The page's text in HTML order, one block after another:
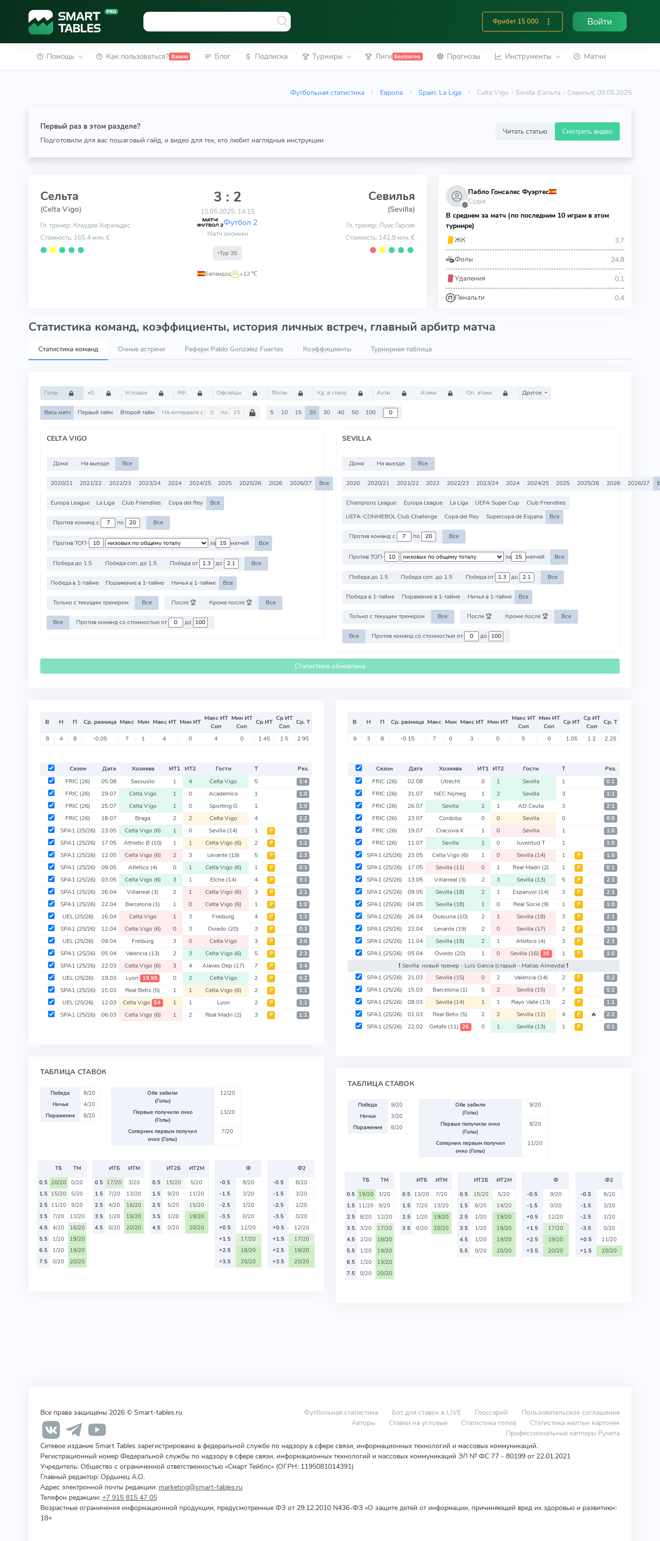
Фрибет 15 000 Войти
Помощь Как пользоваться? Важно Блог Подписка Турниры Лиги Бесплатно Прогнозы Инструменты Матчи
Футбольная статистика Европа Spain: La Liga Celta Vigo - Sevilla (Сельта - Севилья) 09.05.2025
Первый раз в этом разделе?
Подготовили для вас пошаговый гайд, и видео для тех, кто любит наглядные инструкции
Читать статью Смотреть видео
Сельта
(Celta Vigo)
Гл. тренер: Клаудио Хиральдес
Стоимость: 165.4 млн. €
⬤ ⬤ ⬤ ⬤ ⬤
3 : 2
10.05.2025, 14:15
Футбол 2
Матч окончен
Тур 35
Балаидос
, +12 ℃
Севилья
(Sevilla)
Гл. тренер: Луис Гарсия
Стоимость: 142.9 млн. €
⬤ ⬤ ⬤ ⬤ ⬤
⬤
Пабло Гонсалес Фуэртес
Судья
В среднем за матч (по последним 10 играм в этом
турнире)
ЖК
3.7
Фолы 24.8
Удаления 0.1
Пенальти 0.4
Статистика команд, коэффициенты, история личных встреч, главный арбитр матча
Статистика команд Очные встречи Рефери Pablo Gonzalez Fuertes Коэффициенты Турнирная таблица
Голы xG Угловые ЖК Офсайды Фолы Уд. в створ Ауты Атаки Оп. атаки Другое
Весь матч Первый тайм Второй тайм На интервале с по 5 10 15 20 30 40 50 100
CELTA VIGO
Дома На выезде Все
2020/21 2021/22 2022/23 2023/24 2024 2024/25 2025 2025/26 2026 2026/27 Все
Europa League La Liga Club Friendlies Copa del Rey Все
Против команд с по Все
Против ТОП- за матчей Все
Победа до 1.5 Победа соп. до 1.5 Победа от до Все
Победа в 1-тайме Поражение в 1-тайме Ничья в 1-тайме Все
Только с текущим тренером Все После 🏆 Кроме после 🏆 Все
Все Против команд со стоимостью от до
SEVILLA
Дома На выезде Все
2020 2020/21 2021/22 2022 2022/23 2023/24 2024 2024/25 2025 2025/26 2026 2026/27
Champions League Europa League La Liga UEFA Super Cup
Club Friendlies
UEFA-CONMEBOL Club Challenge
Copa del Rey Supercopa de Espana Все
Против команд с по Все
Против ТОП- за матчей Все
Победа до 1.5 Победа соп. до 1.5 Победа от до Все
Победа в 1-тайме Поражение в 1-тайме Ничья в 1-тайме Все
Только с текущим тренером Все После 🏆 Кроме после 🏆 Все
Все Против команд со стоимостью от до
Статистика обновлена
В Н П Ср. разница Макс Мин Макс ИТ Мин ИТ Макс ИТ
Соп
Мин ИТ
Соп
Ср ИТ Ср ИТ
Соп
Ср. Т
8 4 8 -0.05 7 1 4 0 4 0 1.45 1.5 2.95
Сезон Дата Хозяева ИТ1 ИТ2 Гости Т
Рез.
FRIC (26) 05.08 Sassuolo 1 4 Celta Vigo 5 1:4
FRIC (26) 29.07 Celta Vigo 1 0 Academico 1 1:0
FRIC (26) 25.07 Celta Vigo 1 0 Sporting G 1 1:0
FRIC (26) 18.07 Braga 2 2 Celta Vigo 4 2:2
SPA1 (25/26) 23.05 Celta Vigo (6) 1 0 Sevilla (14) 1 Р 1:0
SPA1 (25/26) 17.05 Athletic B (10) 1 1 Celta Vigo (6) 2 Р 1:1
SPA1 (25/26) 12.05 Celta Vigo (6) 2 3 Levante (19) 5 Р 2:3
SPA1 (25/26) 09.05 Atletico (4) 0 1 Celta Vigo (6) 1 Р 0:1
SPA1 (25/26) 03.05 Celta Vigo (6) 3 1 Elche (14) 4 Р 3:1
SPA1 (25/26) 26.04 Villarreal (3) 2 1 Celta Vigo (6) 3 Р 2:1
SPA1 (25/26) 22.04 Barcelona (1) 1 0 Celta Vigo (6) 1 Р 1:0
UEL(25/26) 16.04 Celta Vigo 1 3 Freiburg 4 Р 1:3
SPA1 (25/26) 12.04 Celta Vigo (6) 0 3 Oviedo (20) 3 Р 0:3
UEL(25/26) 09.04 Freiburg 3 0 Celta Vigo 3 Р 3:0
SPA1 (25/26) 05.04 Valencia (13) 2 3 Celta Vigo (6) 5 Р 2:3
SPA1 (25/26) 22.03 Celta Vigo (6) 3 4 Alaves Dep (17) 7 Р 3:4
UEL(25/26) 19.03 Lyon 19,90 0 2 Celta Vigo 2 Р 0:2
SPA1 (25/26) 15.03 Real Betis (5) 1 1 Celta Vigo (6) 2 Р 1:1
UEL(25/26) 12.03 Celta Vigo 54 1 1 Lyon 2 Р 1:1
SPA1 (25/26) 06.03 Celta Vigo (6) 1 2 Real Madri (2) 3 Р 1:2
ТАБЛИЦА СТАВОК
Победа
8/20
Ничья
4/20
Поражение
8/20
Обе забили
(Голы)
12/20
Первые получили очко
(Голы)
13/20
Соперник первым получил
очко (Голы)
7/20
ТБ
ТМ
0.5 20/20
0/20
1.5 15/20
5/20
2.5 11/20
9/20
3.5
7/20
13/20
4.5
4/20
16/20
5.5
1/20
19/20
6.5
1/20
19/20
7.5
0/20 20/20
ИТБ
ИТМ
0.5 17/20
3/20
1.5
7/20
13/20
2.5
4/20
16/20
3.5
1/20
19/20
4.5
0/20 20/20
ИТ2Б
ИТ2М
0.5
15/20
5/20
1.5
9/20
11/20
2.5
5/20
15/20
3.5
1/20
19/20
4.5
0/20 20/20
Ф
-0.5
8/20
-1.5
3/20
-2.5
1/20
-3.5
0/20
+0.5
12/20
+1.5
17/20
+2.5
18/20
+3.5
20/20
Ф2
-0.5
8/20
-1.5
3/20
-2.5
2/20
-3.5
0/20
+0.5
12/20
+1.5
17/20
+2.5
19/20
+3.5
20/20
В Н П Ср. разница Макс Мин Макс ИТ Мин ИТ Макс ИТ
Соп
Мин ИТ
Соп
Ср ИТ Ср ИТ
Соп
Ср. Т
9 3 8 -0.15 7 0 3 0 5 0 1.05 1.2 2.25
Сезон Дата Хозяева ИТ1 ИТ2 Гости Т
Рез.
FRIC (26) 02.08 Utrecht 0 1 Sevilla 1 0:1
FRIC (26) 31.07 NEC Nijmeg 1 2 Sevilla 3 1:2
FRIC (26) 26.07 Sevilla 2 1 AD Ceuta 3 2:1
FRIC (26) 23.07 Cordoba 0 0 Sevilla 0 0:0
FRIC (26) 19.07 Cracovia K 1 0 Sevilla 1 1:0
FRIC (26) 11.07 Sevilla 1 0 Juventud T 1 1:0
SPA1 (25/26) 23.05 Celta Vigo (6) 1 0 Sevilla (14) 1 Р 1:0
SPA1 (25/26) 17.05 Sevilla (11) 0 1 Real Madri (2) 1 Р 0:1
SPA1 (25/26) 13.05 Villarreal (3) 2 3 Sevilla (13) 5 Р 2:3
SPA1 (25/26) 09.05 Sevilla (18) 2 1 Espanyol (14) 3 Р 2:1
SPA1 (25/26) 04.05 Sevilla (18) 1 0 Real Socie (9) 1 Р 1:0
SPA1 (25/26) 26.04 Osasuna (10) 2 1 Sevilla (18) 3 Р 2:1
SPA1 (25/26) 23.04 Levante (19) 2 0 Sevilla (17) 2 Р 2:0
SPA1 (25/26) 11.04 Sevilla (18) 2 1 Atletico (4) 3 Р 2:1
SPA1 (25/26) 05.04 Oviedo (20) 1 0 Sevilla (16) 38 1 Р 1:0
❗️ Sevilla: новый тренер - Luis Garcia (старый - Matias Almeyda) ❗️
SPA1 (25/26) 21.03 Sevilla (15) 0 2 Valencia (14) 2 Р 0:2
SPA1 (25/26) 15.03 Barcelona (1) 5 2 Sevilla (15) 7 Р 5:2
SPA1 (25/26) 08.03 Sevilla (14) 1 1 Rayo Valle (13) 2 Р 1:1
SPA1 (25/26) 01.03 Real Betis (5) 2 2 Sevilla (12) 4 Р 🔥 2:2
SPA1 (25/26) 22.02 Getafe (11) 26 0 1 Sevilla (13) 1 Р 0:1
ТАБЛИЦА СТАВОК
Победа
9/20
Ничья
3/20
Поражение
8/20
Обе забили
(Голы)
9/20
Первые получили очко
(Голы)
8/20
Соперник первым получил
очко (Голы)
11/20
ТБ
ТМ
0.5 19/20
1/20
1.5 11/20
9/20
2.5
8/20
12/20
3.5
3/20
17/20
4.5
2/20
18/20
5.5
1/20
19/20
6.5
1/20
19/20
7.5
0/20 20/20
ИТБ
ИТМ
0.5 13/20
7/20
1.5
7/20
13/20
2.5
1/20
19/20
3.5
0/20 20/20
ИТ2Б
ИТ2М
0.5
15/20
5/20
1.5
6/20
14/20
2.5
1/20
19/20
3.5
1/20
19/20
4.5
1/20
19/20
5.5
0/20 20/20
Ф
-0.5
9/20
-1.5
0/20
+0.5
12/20
+1.5
17/20
+2.5
19/20
+3.5
20/20
Ф2
-0.5
8/20
-1.5
3/20
-2.5
1/20
-3.5
0/20
+0.5
11/20
+1.5
20/20
Все права защищены 2026 © Smart-tables.ru Футбольная статистика Бот для ставок в LIVE Глоссарий
Пользовательское соглашение
Авторы
Ставки на угловые Статистика голов
Статистика желтых карточек
Профессиональные капперы Рунета
Сетевое издание Smart Tables зарегистрировано в федеральной службе по надзору в сфере связи, информационных технологий и массовых коммуникаций.
Регистрационный номер Федеральной службы по надзору в сфере связи, информационных технологий и массовых коммуникаций ЭЛ № ФС 77 - 80199 от 22.01.2021
Учредитель: Общество с ограниченной ответственностью «Смарт Тейблс» (ОГРН: 1195081014391)
Главный редактор: Ордынец А.О.
Адрес электронной почты редакции: marketing@smart-tables.ru
Телефон редакции: +7 915 815 47 05
Возрастные ограничения информационной продукции, предусмотренные ФЗ от 29.12.2010 N436-ФЗ «О защите детей от информации, причиняющей вред их здоровью и развитию»:
18+